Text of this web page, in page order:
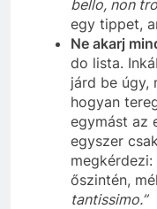
bello, non
egy tippet,
Ne akarj
do lista.
járd be úgy,
hogyan
egymást az
egyszer
megkérdezi:
őszintén,
tantissimo.”